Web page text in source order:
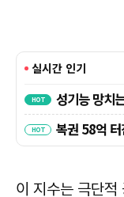
이 지수는 극단